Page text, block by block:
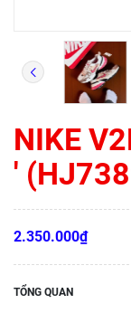
NIKE
'
2.350.000₫
TỔNG QUAN